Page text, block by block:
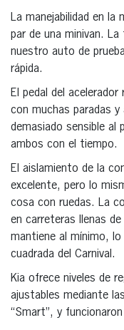
La manejabilidad en
par de una minivan.
nuestro auto de
rápida.
El pedal del
con muchas paradas y
demasiado sensible al
ambos con el tiempo.
El aislamiento de la
excelente, pero lo
cosa con ruedas. La
en carreteras llenas
mantiene al mínimo,
cuadrada del Carnival.
Kia ofrece niveles de
ajustables mediante
“Smart”, y